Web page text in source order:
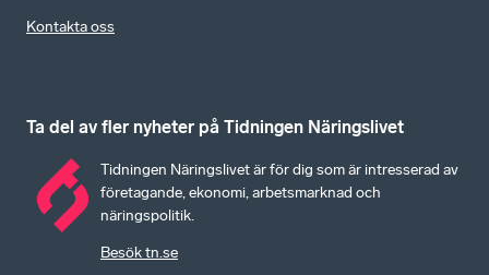
Kontakta oss
Ta del av fler nyheter på Tidningen Näringslivet
Tidningen Näringslivet är för dig som är intresserad av
företagande, ekonomi, arbetsmarknad och
näringspolitik.
Besök tn.se